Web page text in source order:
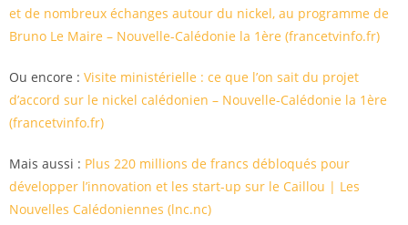
et de nombreux échanges autour du nickel, au programme de
Bruno Le Maire – Nouvelle-Calédonie la 1ère (francetvinfo.fr)
Ou encore : Visite ministérielle : ce que l’on sait du projet
d’accord sur le nickel calédonien – Nouvelle-Calédonie la 1ère
(francetvinfo.fr)
Mais aussi : Plus 220 millions de francs débloqués pour
développer l’innovation et les start-up sur le Caillou | Les
Nouvelles Calédoniennes (lnc.nc)